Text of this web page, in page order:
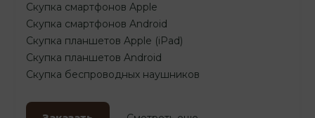
Скупка смартфонов Apple
Скупка смартфонов Android
Скупка планшетов Apple (iPad)
Скупка планшетов Android
Скупка беспроводных наушников